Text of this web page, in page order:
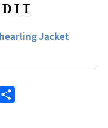
Jacket
Line